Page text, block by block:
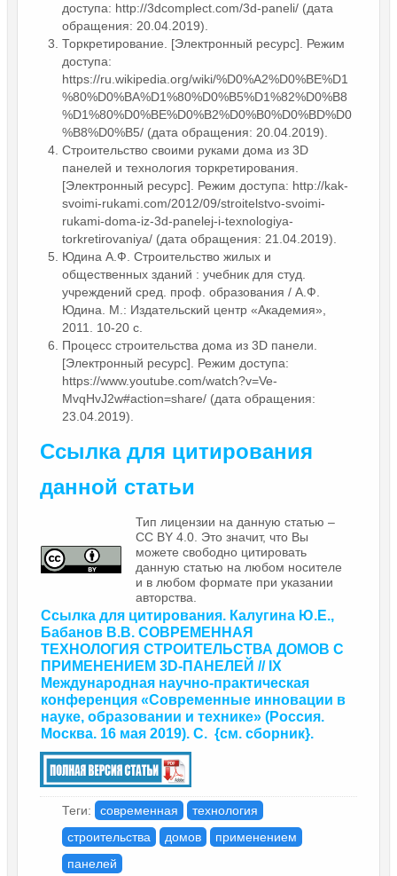
доступа: http://3dcomplect.com/3d-paneli/ (дата
обращения: 20.04.2019).
Торкретирование. [Электронный ресурс]. Режим
доступа:
https://ru.wikipedia.org/wiki/%D0%A2%D0%BE%D1
%80%D0%BA%D1%80%D0%B5%D1%82%D0%B8
%D1%80%D0%BE%D0%B2%D0%B0%D0%BD%D0
%B8%D0%B5/ (дата обращения: 20.04.2019).
Строительство своими руками дома из 3D
панелей и технология торкретирования.
[Электронный ресурс]. Режим доступа: http://kak-
svoimi-rukami.com/2012/09/stroitelstvo-svoimi-
rukami-doma-iz-3d-panelej-i-texnologiya-
torkretirovaniya/ (дата обращения: 21.04.2019).
Юдина А.Ф. Строительство жилых и
общественных зданий : учебник для студ.
учреждений сред. проф. образования / А.Ф.
Юдина. М.: Издательский центр «Академия»,
2011. 10-20 с.
Процесс строительства дома из 3D панели.
[Электронный ресурс]. Режим доступа:
https://www.youtube.com/watch?v=Ve-
MvqHvJ2w#action=share/ (дата обращения:
23.04.2019).
Ссылка для цитирования
данной статьи
Тип лицензии на данную статью –
CC BY 4.0. Это значит, что Вы
можете свободно цитировать
данную статью на любом носителе
и в любом формате при указании
авторства.
Ссылка для цитирования. Калугина Ю.Е.,
Бабанов В.В. СОВРЕМЕННАЯ
ТЕХНОЛОГИЯ СТРОИТЕЛЬСТВА ДОМОВ С
ПРИМЕНЕНИЕМ 3D-ПАНЕЛЕЙ // IX
Международная научно-практическая
конференция «Современные инновации в
науке, образовании и технике» (Россия.
Москва. 16 мая 2019). С. {см. сборник}.
Теги: современная
технология
строительства
домов
применением
панелей